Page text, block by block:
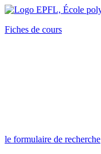
Fiches de cours
le formulaire de recherche